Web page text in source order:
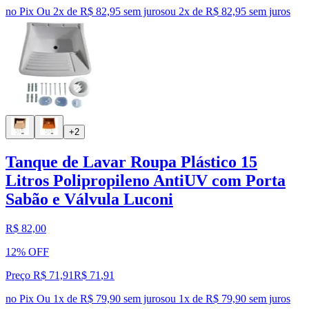
no Pix Ou 2x de R$ 82,95 sem jurosou 2x de R$ 82,95 sem juros
+2
Tanque de Lavar Roupa Plástico 15
Litros Polipropileno AntiUV com Porta
Sabão e Válvula Luconi
R$ 82,00
12% OFF
Preço R$ 71,91R$ 71 ,91
no Pix Ou 1x de R$ 79,90 sem jurosou 1x de R$ 79,90 sem juros